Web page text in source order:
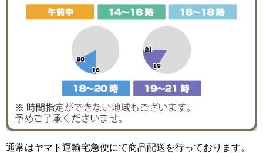
通常はヤマト運輸宅急便にて商品配送を行っております。